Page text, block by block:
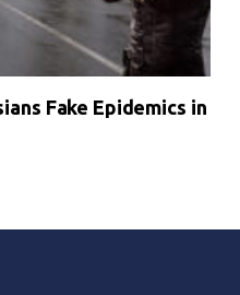
Fake Epidemics in